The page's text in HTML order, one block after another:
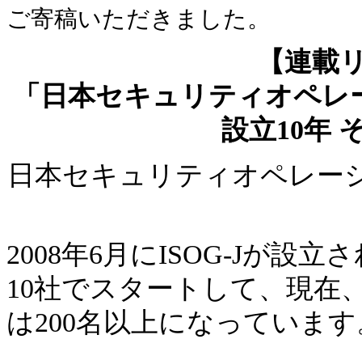
ご寄稿いただきました。
【連載
「日本セキュリティオペ
設立10年
日本セキュリティオペレ
2008年6月にISOG-Jが設立
10社でスタートして、現在
は200名以上になっていま